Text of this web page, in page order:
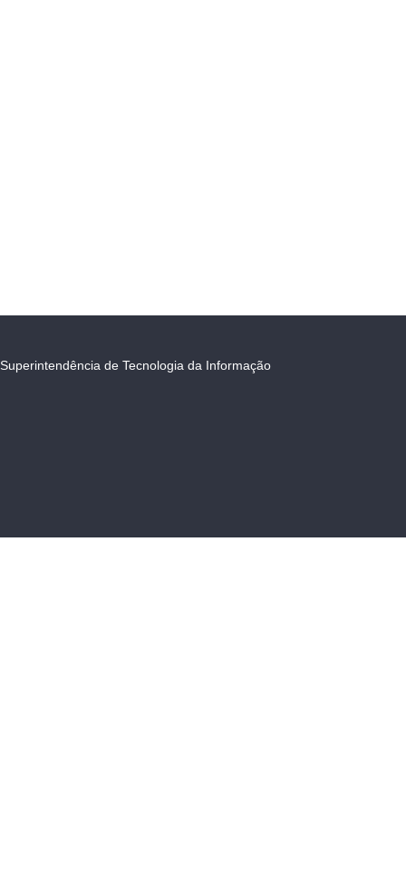
Superintendência de Tecnologia da Informação